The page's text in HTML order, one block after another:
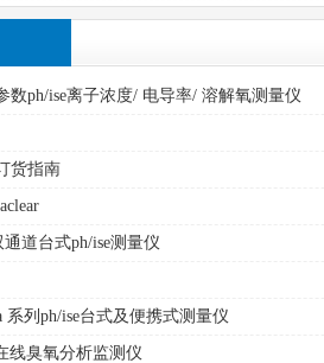
数ph/ise离子浓度/ 电导率/ 溶解氧测量仪
货指南
道台式ph/ise测量仪
系列ph/ise台式及便携式测量仪
线臭氧分析监测仪